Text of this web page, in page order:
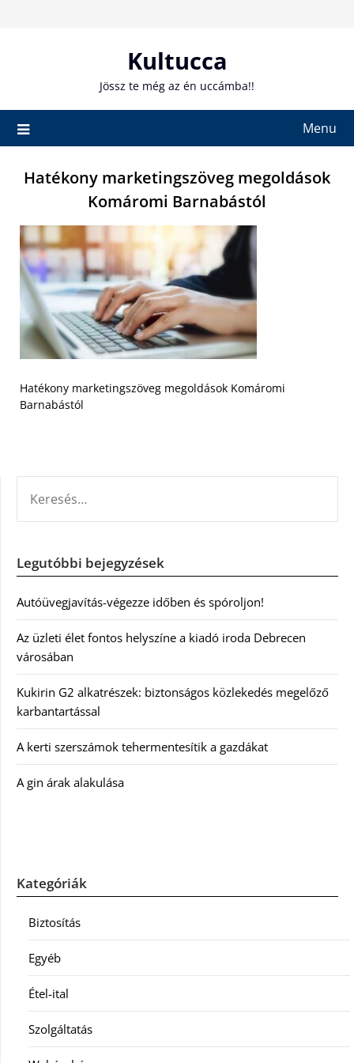
Kultucca
Jössz te még az én uccámba!!
Menu
Hatékony marketingszöveg megoldások
Komáromi Barnabástól
Hatékony marketingszöveg megoldások Komáromi
Barnabástól
Legutóbbi bejegyzések
Autóüvegjavítás-végezze időben és spóroljon!
Az üzleti élet fontos helyszíne a kiadó iroda Debrecen
városában
Kukirin G2 alkatrészek: biztonságos közlekedés megelőző
karbantartással
A kerti szerszámok tehermentesítik a gazdákat
A gin árak alakulása
Kategóriák
Biztosítás
Egyéb
Étel-ital
Szolgáltatás